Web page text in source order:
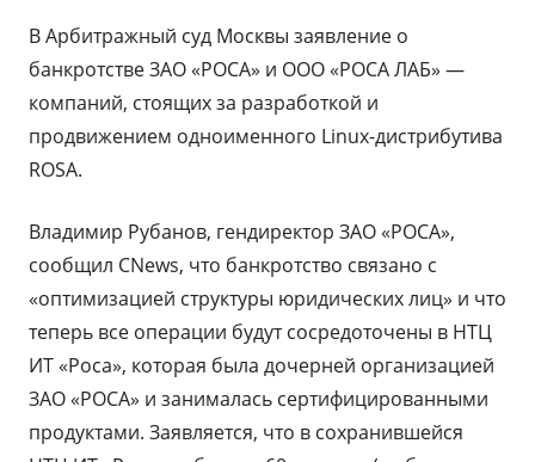
В Арбитражный суд Москвы заявление о
банкротстве ЗАО «РОСА» и ООО «РОСА ЛАБ» —
компаний, стоящих за разработкой и
продвижением одноименного Linux-дистрибутива
ROSA.
Владимир Рубанов, гендиректор ЗАО «РОСА»,
сообщил CNews, что банкротство связано с
«оптимизацией структуры юридических лиц» и что
теперь все операции будут сосредоточены в НТЦ
ИТ «Роса», которая была дочерней организацией
ЗАО «РОСА» и занималась сертифицированными
продуктами. Заявляется, что в сохранившейся